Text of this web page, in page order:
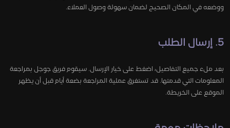
ووضعه في المكان الصحيح لضمان سهولة وصول العملاء.
5. إرسال الطلب
بعد ملء جميع التفاصيل، اضغط على خيار الإرسال. سيقوم فريق جوجل بمراجعة
المعلومات التي قدمتها. قد تستغرق عملية المراجعة بضعة أيام قبل أن يظهر
الموقع على الخريطة.